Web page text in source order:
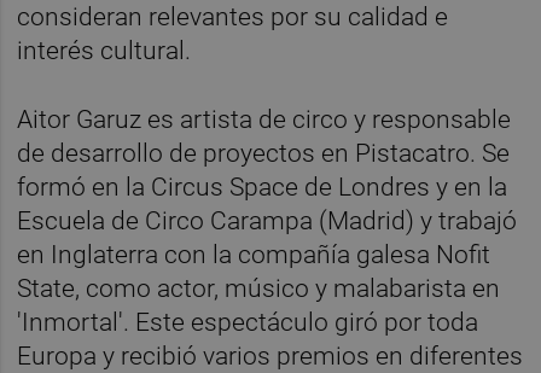
consideran relevantes por su calidad e
interés cultural.
Aitor Garuz es artista de circo y responsable
de desarrollo de proyectos en Pistacatro. Se
formó en la Circus Space de Londres y en la
Escuela de Circo Carampa (Madrid) y trabajó
en Inglaterra con la compañía galesa Nofit
State, como actor, músico y malabarista en
'Inmortal'. Este espectáculo giró por toda
Europa y recibió varios premios en diferentes